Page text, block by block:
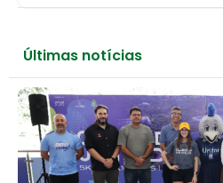
Últimas notícias